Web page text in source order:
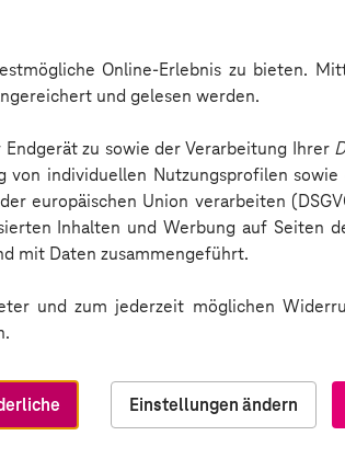
Online-Erlebnis zu bieten.
und gelesen werden.
zu sowie der Verarbeitung Ihrer
individuellen Nutzungsprofilen
europäischen Union verarbeiten
Inhalten und Werbung auf Seiten
mit Daten zusammengeführt.
und zum jederzeit möglichen
Einstellungen ändern
BARMER
Sichere Kommunikation über